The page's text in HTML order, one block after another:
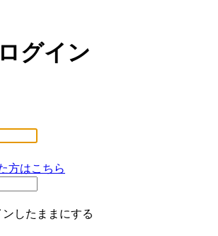
グイン
方はこちら
したままにする